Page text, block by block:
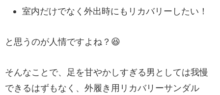
室内だけでなく外出時にもリカバリーしたい！
と思うのが人情ですよね？😆
そんなことで、足を甘やかしすぎる男としては我慢
できるはずもなく、外履き用リカバリーサンダル